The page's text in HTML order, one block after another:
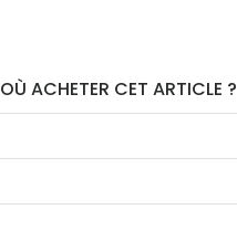
OÙ ACHETER CET ARTICLE ?